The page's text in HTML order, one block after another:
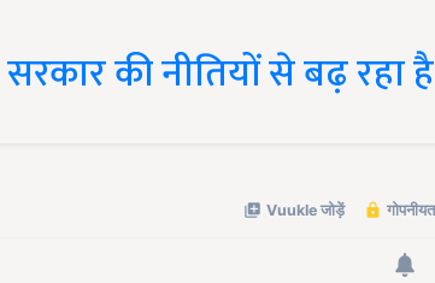
की नीतियों से बढ़ रहा है